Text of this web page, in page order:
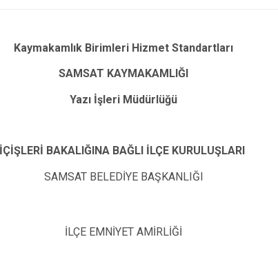
Gölbaşı
Kaymakamlık Birimleri Hizmet Standartları
SAMSAT KAYMAKAMLIĞI
Yazı İşleri Müdürlüğü
İÇİŞLERİ BAKALIĞINA BAĞLI İLÇE KURULUŞLARI
SAMSAT BELEDİYE BAŞKANLIĞI
İLÇE EMNİYET AMİRLİĞİ